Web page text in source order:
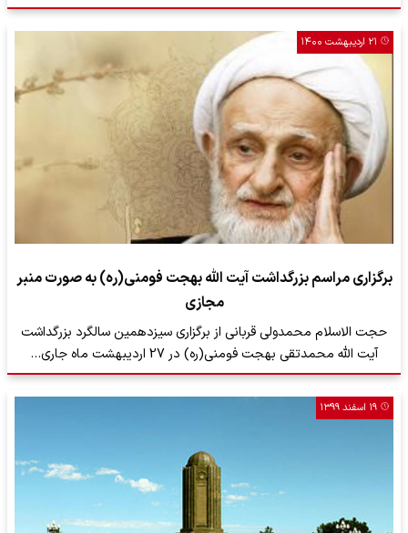
۲۱ اردیبهشت ۱۴۰۰
برگزاری مراسم بزرگداشت آیت الله بهجت فومنی(ره) به صورت منبر
مجازی
حجت الاسلام محمدولی قربانی از برگزاری سیزدهمین سالگرد بزرگداشت
آیت الله محمدتقی بهجت فومنی(ره) در 27 اردیبهشت ماه جاری…
۱۹ اسفند ۱۳۹۹